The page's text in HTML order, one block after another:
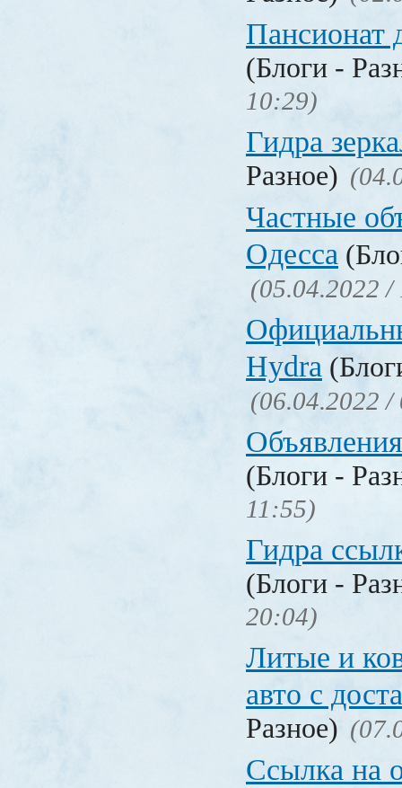
Пансионат
(Блоги -
10:29)
Гидра
Разное)
Частные
Одесса
(05.04.2022 /
Hydra
(06.04.2022 /
(Блоги -
11:55)
Гидра
(Блоги -
20:04)
Литые и
авто с
Разное)
Ссылка на